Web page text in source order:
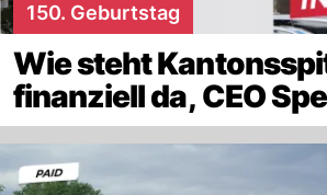
150. Geburtstag
Wie steht
finanziell da, CEO